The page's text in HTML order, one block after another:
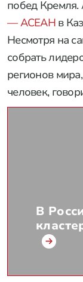
побед Кремля.
— АСЕАНв
Несмотря на
собрать
регионов
человек,
В